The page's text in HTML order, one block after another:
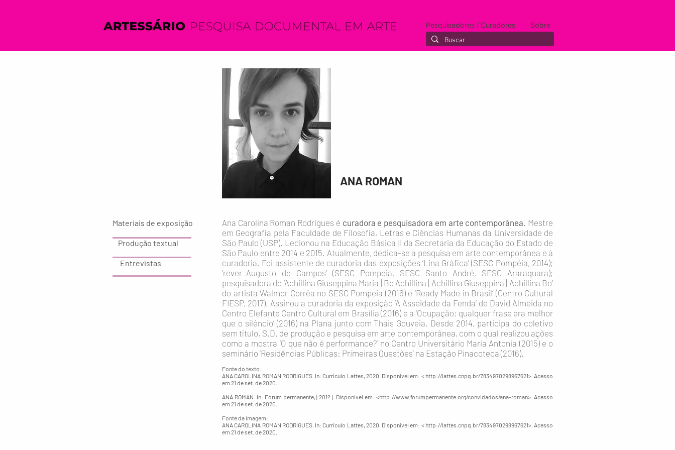
Pesquisadores / Curadores Sobre
ANA ROMAN
Materiais de exposição
Produção textual
Entrevistas
Ana Carolina Roman Rodrigues é curadora e pesquisadora em arte contemporânea. Mestre
em Geografia pela Faculdade de Filosofia, Letras e Ciências Humanas da Universidade de
São Paulo (USP). Lecionou na Educação Básica II da Secretaria da Educação do Estado de
São Paulo entre 2014 e 2015. Atualmente, dedica-se a pesquisa em arte contemporânea e à
curadoria. Foi assistente de curadoria das exposições ‘Lina Gráfica’ (SESC Pompéia, 2014);
‘rever_Augusto de Campos’ (SESC Pompeia, SESC Santo André, SESC Araraquara);
pesquisadora de ‘Achillina Giuseppina Maria | Bo Achillina | Achillina Giuseppina | Achillina Bo’
do artista Walmor Corrêa no SESC Pompeia (2016) e ‘Ready Made in Brasil’ (Centro Cultural
FIESP, 2017). Assinou a curadoria da exposição ‘A Asseidade da Fenda’ de David Almeida no
Centro Elefante Centro Cultural em Brasília (2016) e a ‘Ocupação: qualquer frase era melhor
que o silêncio’ (2016) na Plana junto com Thais Gouveia. Desde 2014, participa do coletivo
sem título, S.D. de produção e pesquisa em arte contemporânea, com o qual realizou ações
como a mostra ‘O que não é performance?’ no Centro Universitário Maria Antonia (2015) e o
seminário ‘Residências Públicas: Primeiras Questões’ na Estação Pinacoteca (2016).
Fonte do texto:
ANA CAROLINA ROMAN RODRIGUES. In: Currículo Lattes, 2020. Disponível em: < http://lattes.cnpq.br/7834970298967621>. Acesso
em 21 de set. de 2020.
ANA ROMAN. In: Fórum permanente, [201?]. Disponível em: <http://www.forumpermanente.org/convidados/ana-roman>. Acesso
em 21 de set. de 2020​.
Fonte da imagem:
ANA CAROLINA ROMAN RODRIGUES. In: Currículo Lattes, 2020. Disponível em: < http://lattes.cnpq.br/7834970298967621>. Acesso
em 21 de set. de 2020.